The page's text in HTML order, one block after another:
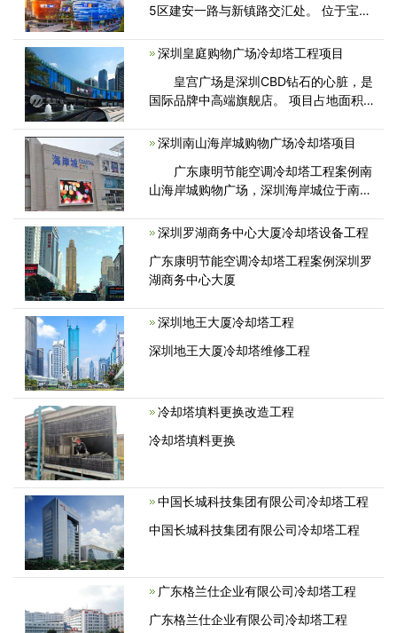
5区建安一路与新镇路交汇处。 位于宝安
和建安路特色商业街，覆盖宝安区700万
深圳皇庭购物广场冷却塔工程项目
皇宫广场是深圳CBD钻石的心脏，是
国际品牌中高端旗舰店。 项目占地面积
方米，是名副其实的世界级购物中心。
深圳南山海岸城购物广场冷却塔项目
广东康明节能空调冷却塔工程案例南
山海岸城购物广场，深圳海岸城位于南山
道、后海大道、后海滨路、创业路等南山
深圳罗湖商务中心大厦冷却塔设备工程
广东康明节能空调冷却塔工程案例深圳罗
湖商务中心大厦
深圳地王大厦冷却塔工程
深圳地王大厦冷却塔维修工程
冷却塔填料更换改造工程
冷却塔填料更换
中国长城科技集团有限公司冷却塔工程
中国长城科技集团有限公司冷却塔工程
广东格兰仕企业有限公司冷却塔工程
广东格兰仕企业有限公司冷却塔工程